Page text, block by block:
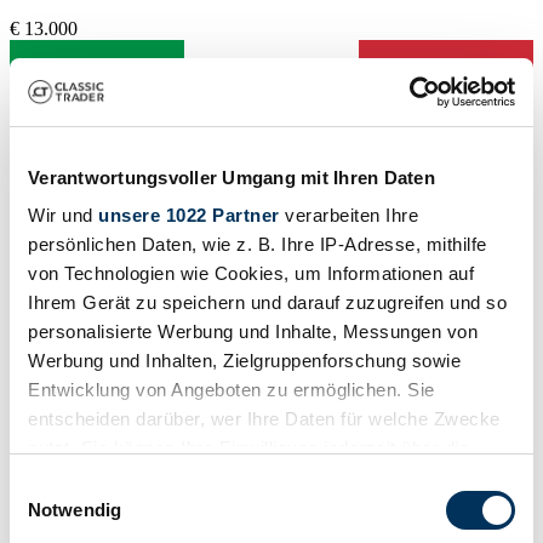
Verantwortungsvoller Umgang mit Ihren Daten
Wir und unsere 1022 Partner verarbeiten Ihre
persönlichen Daten, wie z. B. Ihre IP-Adresse, mithilfe
von Technologien wie Cookies, um Informationen auf
Ihrem Gerät zu speichern und darauf zuzugreifen und so
personalisierte Werbung und Inhalte, Messungen von
Werbung und Inhalten, Zielgruppenforschung sowie
Entwicklung von Angeboten zu ermöglichen. Sie
entscheiden darüber, wer Ihre Daten für welche Zwecke
Trigger Symbol ändern oder widerrufen
Notwendig
€ 13.000
Tachostand (abgelesen)